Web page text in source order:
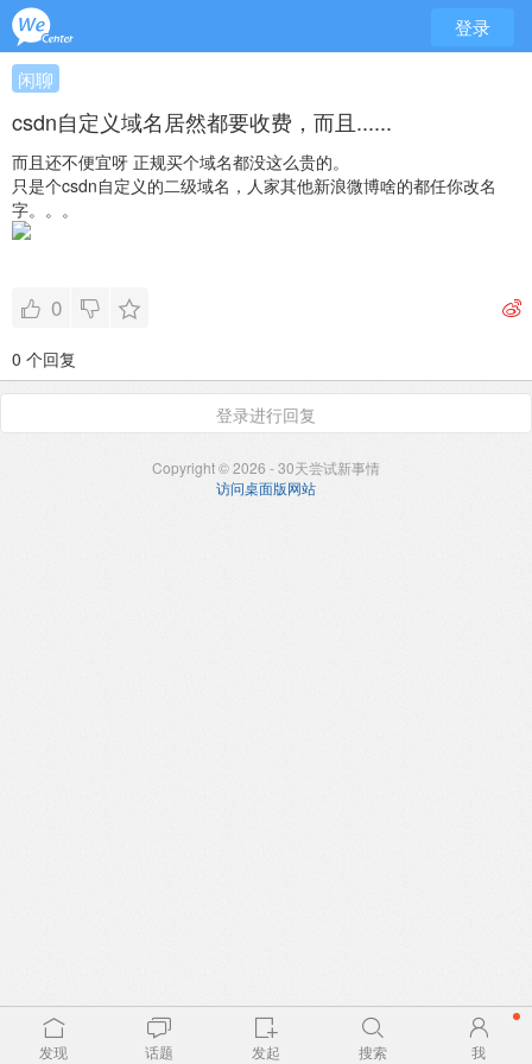
登录
闲聊
csdn自定义域名居然都要收费，而且......
而且还不便宜呀 正规买个域名都没这么贵的。
只是个csdn自定义的二级域名，人家其他新浪微博啥的都任你改名
字。。。
0
0 个回复
登录进行回复
Copyright © 2026 - 30天尝试新事情
访问桌面版网站
发现 话题 发起 搜索 我